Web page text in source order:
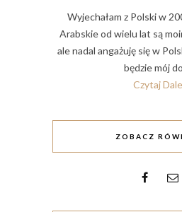
Wyjechałam z Polski w
Arabskie od wielu lat są
ale nadal angażuję się w
będzie mój
Czytaj
ZOBACZ